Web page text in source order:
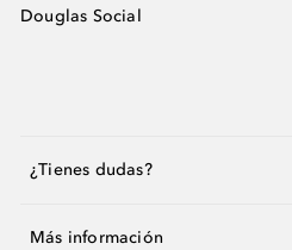
Douglas Social
¿Tienes dudas?
Más información